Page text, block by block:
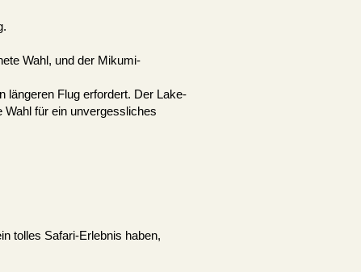
Wahl, und der Mikumi-
längeren Flug erfordert. Der Lake-
für ein unvergessliches
tolles Safari-Erlebnis haben,